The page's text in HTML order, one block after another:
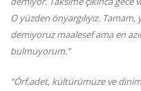
O yüzden önyargılıyız.
demiyoruz maalesef ama en
bulmuyorum.”
“Örf,adet, kültürümüze ve